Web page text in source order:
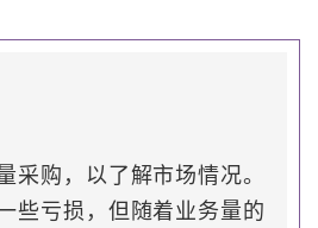
采购，以了解市场情况。
些亏损，但随着业务量的